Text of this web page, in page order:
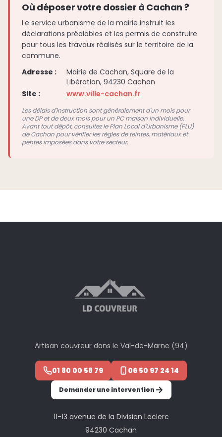
Où déposer votre dossier à Cachan ?
Le service urbanisme de la mairie instruit les
déclarations préalables et les permis de construire
pour tous les travaux réalisés sur le territoire de la
commune.
Adresse :
Mairie de Cachan, Square de la
Libération, 94230 Cachan
Site :
www.ville-cachan.fr
Les délais d'instruction sont généralement d'un mois pour
une DP et de deux mois pour un PC maison individuelle.
Avant tout dépôt, consultez le Plan Local d'Urbanisme (PLU)
de Cachan pour vérifier les règles de teintes, matériaux et
pentes imposées dans votre secteur.
Artisan couvreur dans le Val-de-Marne (94)
01 80 00 58 79 06 50 97 24 14
Demander une intervention
11-13 avenue de la Division Leclerc
94230 Cachan